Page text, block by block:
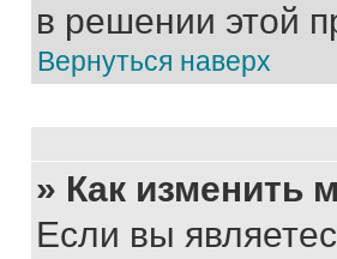
в решении этой
Вернуться наверх
» Как изменить
Если вы